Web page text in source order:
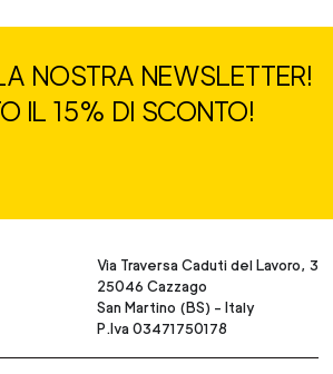
NOSTRA NEWSLETTER!
IL 15% DI SCONTO!
Via Traversa Caduti del Lavoro, 3
25046 Cazzago
San Martino (BS) - Italy
P.Iva 03471750178